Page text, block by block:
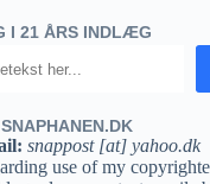
I 21 ÅRS INDLÆG
snappost [at] yahoo.dk
use of my